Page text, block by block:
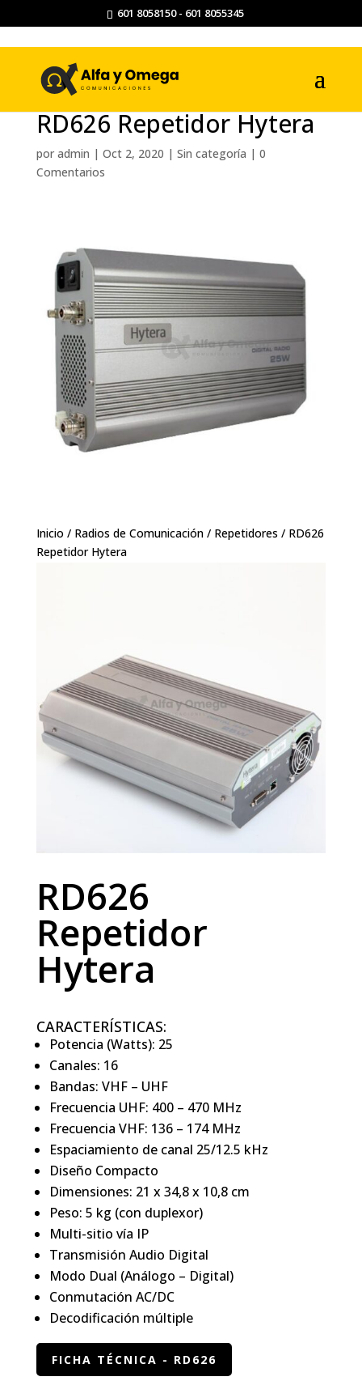
601 8058150 - 601 8055345
RD626 Repetidor Hytera
por admin | Oct 2, 2020 | Sin categoría | 0
Comentarios
Inicio / Radios de Comunicación/ Repetidores / RD626
Repetidor Hytera
RD626
Repetidor
Hytera
CARACTERÍSTICAS:
Potencia (Watts): 25
Canales: 16
Bandas: VHF – UHF
Frecuencia UHF: 400 – 470 MHz
Frecuencia VHF: 136 – 174 MHz
Espaciamiento de canal 25/12.5 kHz
Diseño Compacto
Dimensiones: 21 x 34,8 x 10,8 cm
Peso: 5 kg (con duplexor)
Multi-sitio vía IP
Transmisión Audio Digital
Modo Dual (Análogo – Digital)
Conmutación AC/DC
Decodificación múltiple
FICHA TÉCNICA - RD626